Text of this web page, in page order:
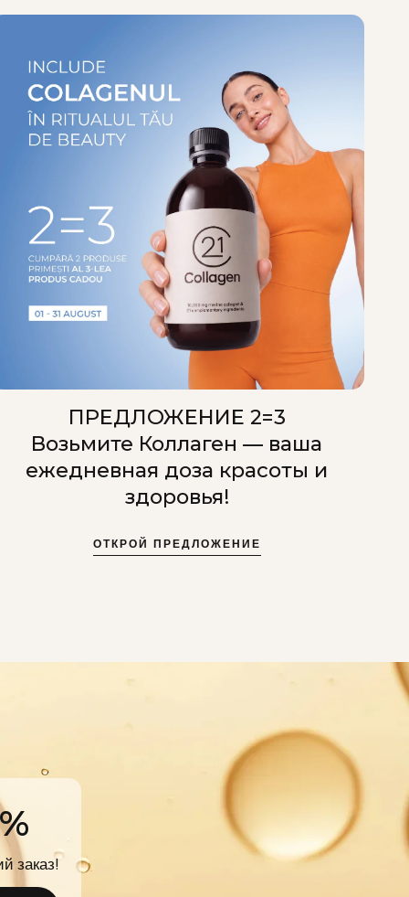
ПРЕДЛОЖЕНИЕ 2=3
Возьмите Коллаген — ваша
ежедневная доза красоты и
здоровья!
ОТКРОЙ ПРЕДЛОЖЕНИЕ
заказ!